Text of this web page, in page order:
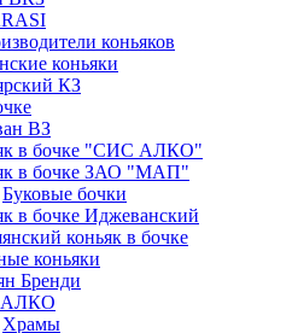
коньяков
коньяки
КЗ
ВЗ
в бочке "СИС АЛКО"
в бочке ЗАО "МАП"
Буковые бочки
в бочке Иджеванский
коньяк в бочке
коньяки
Бренди
Храмы